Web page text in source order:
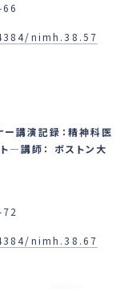
66
nimh.38.57
講演記録：精神科医
―講師： ボストン大
72
nimh.38.67